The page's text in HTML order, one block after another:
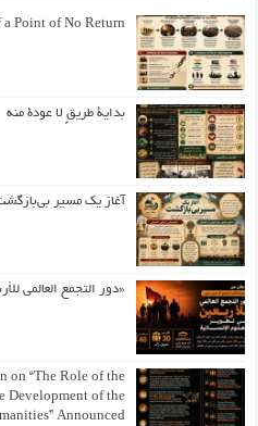
Point of No Return
بداية طريقٍ لا عودة منه
آغاز یک مسیر
«دور التجمع العالمي
on “The Role of the
Development of the
Announced